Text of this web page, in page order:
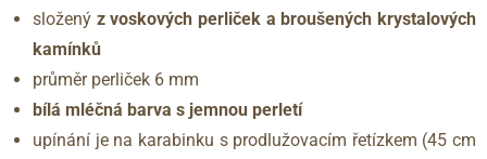
složený z voskových perliček a broušených krystalových
kamínků
průměr perliček 6 mm
bílá mléčná barva s jemnou perletí
upínání je na karabinku s prodlužovacím řetízkem (45 cm